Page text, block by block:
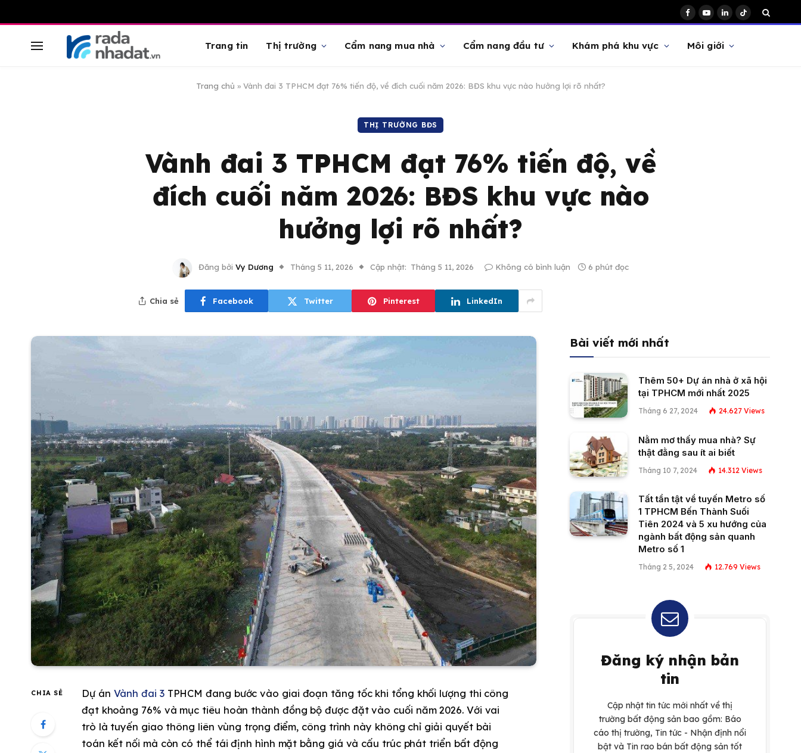
Facebook
YouTubeLinkedInTikTok
Trang tin Thị trường Cẩm nang mua nhà Cẩm nang đầu tư Khám phá khu vực Môi giới
Trang chủ » Vành đai 3 TPHCM đạt 76% tiến độ, về đích cuối năm 2026: BĐS khu vực nào hưởng lợi rõ nhất?
THỊ TRƯỜNG BĐS
Vành đai 3 TPHCM đạt 76% tiến độ, về
đích cuối năm 2026: BĐS khu vực nào
hưởng lợi rõ nhất?
Đăng bởi Vy Dương Tháng 5 11, 2026 Cập nhật: Tháng 5 11, 2026 Không có bình luận 6 phút đọc
Chia sẻ Facebook Twitter Pinterest LinkedIn
CHIA SẺ Dự án Vành đai 3TPHCM đang bước vào giai đoạn tăng tốc khi tổng khối lượng thi công
đạt khoảng 76% và mục tiêu hoàn thành đồng bộ được đặt vào cuối năm 2026. Với vai
trò là tuyến giao thông liên vùng trọng điểm, công trình này không chỉ giải quyết bài
toán kết nối mà còn có thể tái định hình mặt bằng giá và cấu trúc phát triển bất động
Bài viết mới nhất
Thêm 50+ Dự án nhà ở xã hội
tại TPHCM mới nhất 2025
Tháng 6 27, 2024 24.627 Views
Nằm mơ thấy mua nhà? Sự
thật đằng sau ít ai biết
Tháng 10 7, 2024 14.312 Views
Tất tần tật về tuyến Metro số
1 TPHCM Bến Thành Suối
Tiên 2024 và 5 xu hướng của
ngành bất động sản quanh
Metro số 1
Tháng 2 5, 2024 12.769 Views
Đăng ký nhận bản
tin
Cập nhật tin tức mới nhất về thị
trường bất động sản bao gồm: Báo
cáo thị trường, Tin tức - Nhận định nổi
bật và Tin rao bán bất động sản tốt